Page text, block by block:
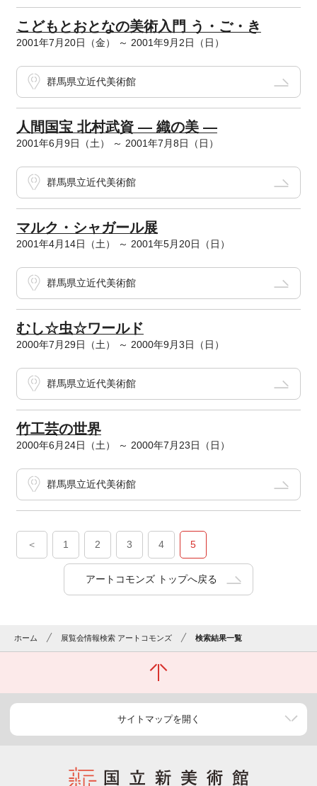
こどもとおとなの美術入門 う・ご・き
2001年7月20日（金） ～ 2001年9月2日（日）
群馬県立近代美術館
人間国宝 北村武資 ― 織の美 ―
2001年6月9日（土） ～ 2001年7月8日（日）
群馬県立近代美術館
マルク・シャガール展
2001年4月14日（土） ～ 2001年5月20日（日）
群馬県立近代美術館
むし☆虫☆ワールド
2000年7月29日（土） ～ 2000年9月3日（日）
群馬県立近代美術館
竹工芸の世界
2000年6月24日（土） ～ 2000年7月23日（日）
群馬県立近代美術館
＜ 1 2 3 4 5
アートコモンズ トップへ戻る
ホーム 展覧会情報検索 アートコモンズ 検索結果一覧
サイトマップを開く